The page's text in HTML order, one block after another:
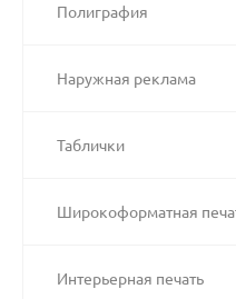
Полиграфия
Наружная реклама
Таблички
Широкоформатная
Интерьерная печать